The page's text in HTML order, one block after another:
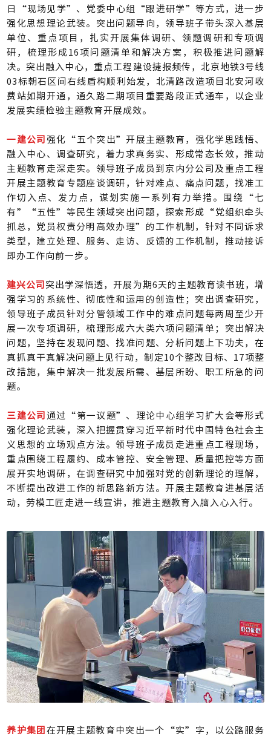
日“现场见学”、党委中心组“跟进研学”等方式，进一步
强化思想理论武装。突出问题导向，领导班子带头深入基层
单位、重点项目，扎实开展集体调研、领题调研和专项调
研，梳理形成16项问题清单和解决方案，积极推进问题解
决。突出融入中心，重点工程建设捷报频传，北京地铁3号线
03标朝石区间右线盾构顺利始发，北清路改造项目北安河收
费站如期开通，通久路二期项目重要路段正式通车，以企业
发展实绩检验主题教育开展成效。
一建公司 强化“五个突出”开展主题教育，强化学思践悟、
融入中心、调查研究，着力求真务实、形成常态长效，推动
主题教育走深走实。领导班子成员到京内分公司及重点工程
开展主题教育专题座谈调研，针对难点、痛点问题，找准工
作切入点、发力点，谋划实施一系列有力举措。围绕“七
有”“五性”等民生领域突出问题，探索形成“党组织牵头
抓总，党员权责分明高效办理”的工作机制，针对不同诉求
类型，建立处理、服务、走访、反馈的工作机制，推动接诉
即办工作向前一步。
建兴公司 突出学深悟透，开展为期6天的主题教育读书班，增
强学习的系统性、彻底性和运用的创造性；突出调查研究，
领导班子成员针对分管领域工作中的难点问题每两周至少开
展一次专项调研，梳理形成六大类六项问题清单；突出解决
问题，坚持在发现问题、找准问题、分析问题上下功夫，在
真抓真干真解决问题上见行动，制定10个整改目标、17项整
改措施，集中解决一批发展所需、基层所盼、职工所急的问
题。
三建公司 通过“第一议题”、理论中心组学习扩大会等形式
强化理论武装，深入把握贯穿习近平新时代中国特色社会主
义思想的立场观点方法。领导班子成员走进重点工程现场，
重点围绕工程履约、成本管控、安全管理、质量把控等方面
展开实地调研，在调查研究中加强对党的创新理论的理解，
不断提出改进工作的新思路新方法。开展主题教育进基层活
动，劳模工匠走进一线宣讲，推进主题教育入脑入心入行。
养护集团 在开展主题教育中突出一个“实”字，以公路服务